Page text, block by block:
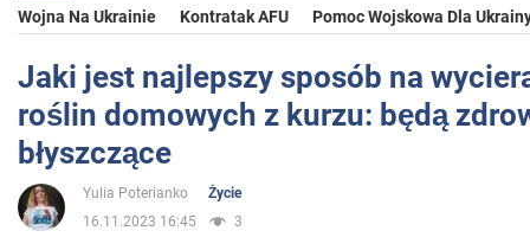
Sport
Rozrywka
Życie
Wojna Na Ukrainie Kontratak AFU Pomoc Wojskowa Dla
Jaki jest najlepszy sposób na
roślin domowych z kurzu: będą
błyszczące
Yulia Poterianko
Życie
16.11.2023 16:45
3